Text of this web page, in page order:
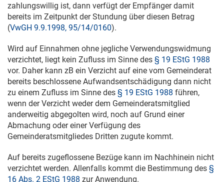
zahlungswillig ist, dann verfügt der Empfänger damit
bereits im Zeitpunkt der Stundung über diesen Betrag
(VwGH 9.9.1998, 95/14/0160).
Wird auf Einnahmen ohne jegliche Verwendungswidmung
verzichtet, liegt kein Zufluss im Sinne des § 19 EStG 1988
vor. Daher kann zB ein Verzicht auf eine vom Gemeinderat
bereits beschlossene Aufwandsentschädigung dann nicht
zu einem Zufluss im Sinne des § 19 EStG 1988 führen,
wenn der Verzicht weder dem Gemeinderatsmitglied
anderweitig abgegolten wird, noch auf Grund einer
Abmachung oder einer Verfügung des
Gemeinderatsmitgliedes Dritten zugute kommt.
Auf bereits zugeflossene Bezüge kann im Nachhinein nicht
verzichtet werden. Allenfalls kommt die Bestimmung des §
16 Abs. 2 EStG 1988 zur Anwendung.